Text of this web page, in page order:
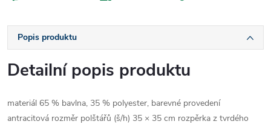
Popis produktu
Detailní popis produktu
materiál 65 % bavlna, 35 % polyester, barevné provedení
antracitová rozměr polštářů (š/h) 35 × 35 cm rozpěrka z tvrdého